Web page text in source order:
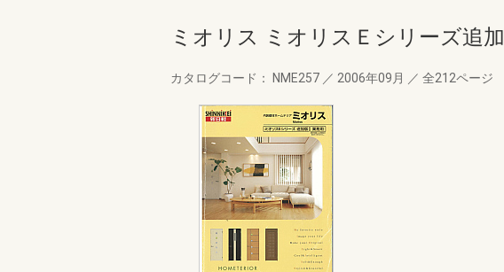
ミオリス ミオリスＥシリーズ追加
カタログコード： NME257 ／ 2006年09月 ／ 全212ページ